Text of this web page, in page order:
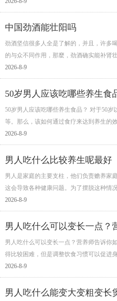
中国劲酒能壮阳吗
劲酒坚信很多人全是了解的，并且，许多
的与众不同作用，那麼，劲酒确实能补肾
2026-8-9
50岁男人应该吃哪些养生食
50岁男人应该吃哪些养生食品？ 对于50
等。那么，该如何通过食疗来达到养生的
2026-8-9
男人吃什么比较养生呢最好
男人是家庭的主要支柱，他们负责赡养家
这会导致各种健康问题。为了摆脱这种情
2026-8-9
男人吃什么可以变长一点？
男人吃什么可以变长一点？营养师告诉你
得比较困难，但是调整饮食习惯可以促进
2026-8-9
男人吃什么能变大变粗变长